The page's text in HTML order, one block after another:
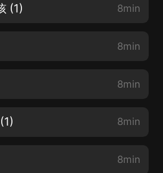
(1) 8min
8min
8min
8min
8min